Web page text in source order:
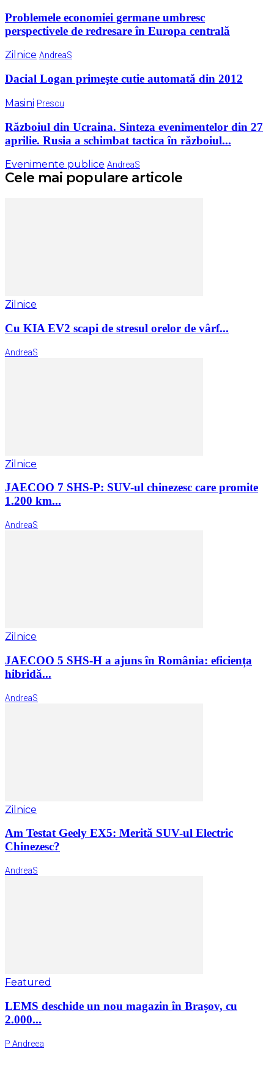
Problemele economiei germane umbresc
perspectivele de redresare în Europa centrală
Zilnice AndreaS
Dacial Logan primeşte cutie automată din 2012
Masini Prescu
Războiul din Ucraina. Sinteza evenimentelor din 27
aprilie. Rusia a schimbat tactica în războiul...
Evenimente publice AndreaS
Cele mai populare articole
Zilnice
Cu KIA EV2 scapi de stresul orelor de vârf...
AndreaS
Zilnice
JAECOO 7 SHS-P: SUV-ul chinezesc care promite
1.200 km...
AndreaS
Zilnice
JAECOO 5 SHS-H a ajuns în România: eficiența
hibridă...
AndreaS
Zilnice
Am Testat Geely EX5: Merită SUV-ul Electric
Chinezesc?
AndreaS
Featured
LEMS deschide un nou magazin în Brașov, cu
2.000...
P Andreea